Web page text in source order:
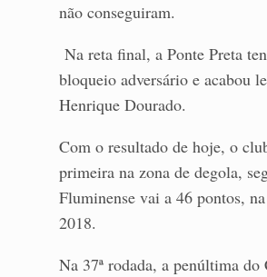
não conseguiram.
Na reta final, a Ponte Preta
bloqueio adversário e acabou
Henrique Dourado.
Com o resultado de hoje, o
primeira na zona de degola,
Fluminense vai a 46 pontos,
2018.
Na 37ª rodada, a penúltima